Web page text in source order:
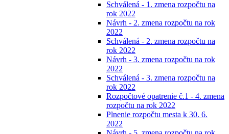
Schválená - 1. zmena rozpočtu na
rok 2022
Návrh - 2. zmena rozpočtu na rok
2022
Schválená - 2. zmena rozpočtu na
rok 2022
Návrh - 3. zmena rozpočtu na rok
2022
Schválená - 3. zmena rozpočtu na
rok 2022
Rozpočtové opatrenie č.1 - 4. zmena
rozpočtu na rok 2022
Plnenie rozpočtu mesta k 30. 6.
2022